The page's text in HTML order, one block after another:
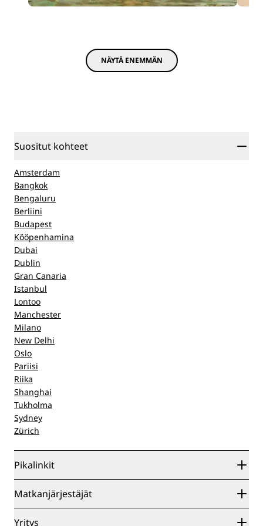
NÄYTÄ ENEMMÄN
Suositut kohteet
Amsterdam
Bangkok
Bengaluru
Berliini
Budapest
Kööpenhamina
Dubai
Dublin
Gran Canaria
Istanbul
Lontoo
Manchester
Milano
New Delhi
Oslo
Pariisi
Riika
Shanghai
Tukholma
Sydney
Zürich
Pikalinkit
Radisson Rewards
Blog
Matkanjärjestäjät
Yhteistyökumppanit
Yritys